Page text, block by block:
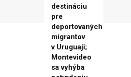
destináciu
pre
deportovaných
migrantov
v Uruguaji;
Montevideo
sa vyhýba